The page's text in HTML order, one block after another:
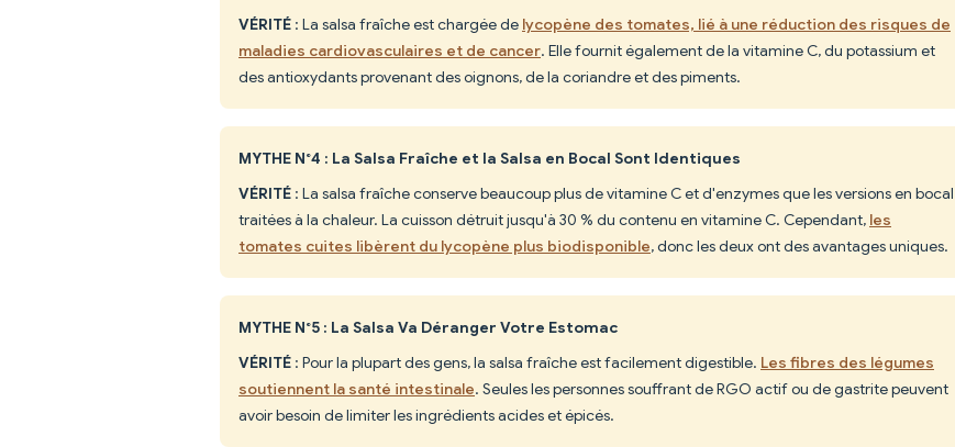
VÉRITÉ : La salsa fraîche est chargée de lycopène des tomates, lié à une réduction des risques de
maladies cardiovasculaires et de cancer. Elle fournit également de la vitamine C, du potassium et
des antioxydants provenant des oignons, de la coriandre et des piments.
MYTHE N°4 : La Salsa Fraîche et la Salsa en Bocal Sont Identiques
VÉRITÉ : La salsa fraîche conserve beaucoup plus de vitamine C et d'enzymes que les versions en bocal
traitées à la chaleur. La cuisson détruit jusqu'à 30 % du contenu en vitamine C. Cependant, les
tomates cuites libèrent du lycopène plus biodisponible, donc les deux ont des avantages uniques.
MYTHE N°5 : La Salsa Va Déranger Votre Estomac
VÉRITÉ : Pour la plupart des gens, la salsa fraîche est facilement digestible. Les fibres des légumes
soutiennent la santé intestinale. Seules les personnes souffrant de RGO actif ou de gastrite peuvent
avoir besoin de limiter les ingrédients acides et épicés.